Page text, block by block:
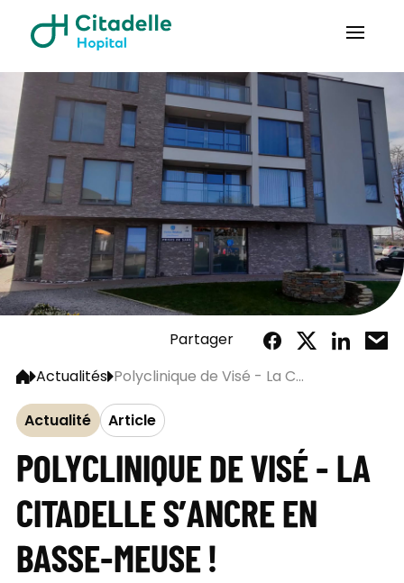
Partager
Actualités Polyclinique de Visé - La C...
Actualité
Article
POLYCLINIQUE DE VISÉ - LA
CITADELLE S’ANCRE EN
BASSE-MEUSE !